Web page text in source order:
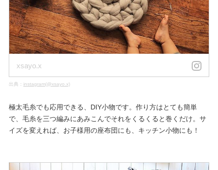
xsayo.x
出典： instagram(@xsayo.x)
極太毛糸でも応用できる、DIY小物です。作り方はとても簡単
で、毛糸を三つ編みにあみこんでそれをくるくると巻くだけ。サ
イズを変えれば、お子様用の座布団にも、キッチン小物にも！